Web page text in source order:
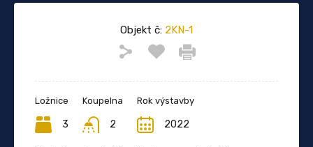
Objekt č: 2KN-1
Ložnice
3
Koupelna
2
Rok výstavby
2022